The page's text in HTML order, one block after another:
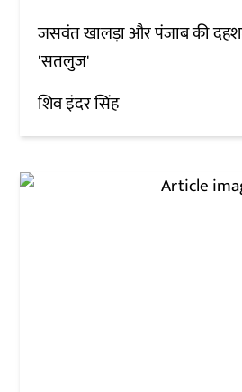
जसवंत खालड़ा और पंजाब की
'सतलुज'
शिव इंदर सिंह